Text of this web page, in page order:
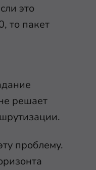
это
то пакет
решает
проблему.